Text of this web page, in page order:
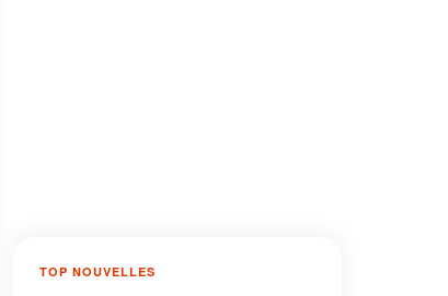
TOP NOUVELLES